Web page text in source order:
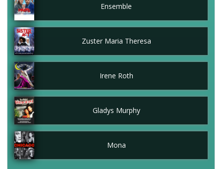
Ensemble
Zuster Maria Theresa
Irene Roth
Gladys Murphy
Mona